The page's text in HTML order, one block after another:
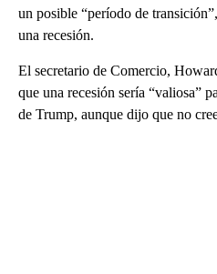
un posible “período de
una recesión.
El secretario de Comercio,
que una recesión sería “valiosa”
de Trump, aunque dijo que no